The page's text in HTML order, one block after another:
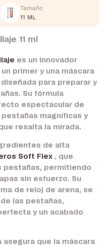
Tamaño
11 ML
11 ml
es un innovador
primer y una máscara
para preparar y
Su fórmula
espectacular de
pestañas magníficas y
resalta la mirada.
de alta
Soft Flex , que
pestañas, permitiendo
sin esfuerzo. Su
de reloj de arena, se
las pestañas,
y un acabado
que la máscara